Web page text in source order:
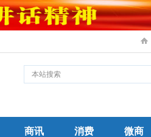
商讯 消费 微商